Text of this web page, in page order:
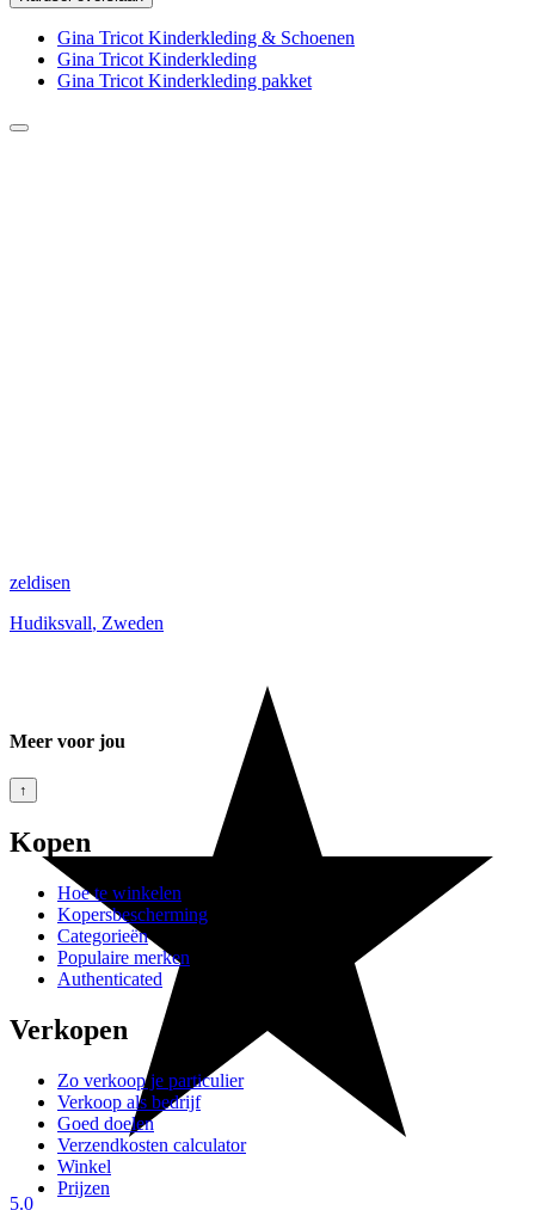
zeldisen
Hudiksvall, Zweden
5.0
Gina Tricot Kinderkleding & Schoenen
Gina Tricot Kinderkleding
Gina Tricot Kinderkleding pakket
Meer voor jou
↑
Kopen
Hoe te winkelen
Kopersbescherming
Categorieën
Populaire merken
Authenticated
Verkopen
Zo verkoop je particulier
Verkoop als bedrijf
Goed doelen
Verzendkosten calculator
Winkel
Prijzen